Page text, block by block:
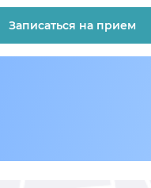
Записаться на прием